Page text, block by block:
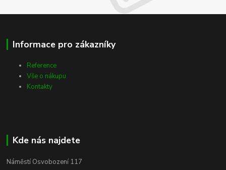
Informace pro zákazníky
Reference
Vše o nákupu
Kontakty
Kde nás najdete
Náměstí Osvobození 117